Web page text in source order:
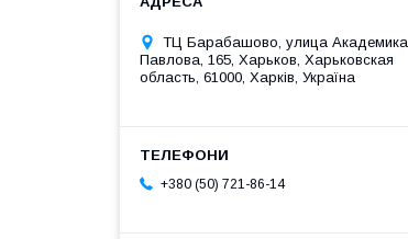
ТЦ Барабашово, улица Академика
Павлова, 165, Харьков, Харьковская
область, 61000, Харків, Україна
+380 (50) 721-86-14